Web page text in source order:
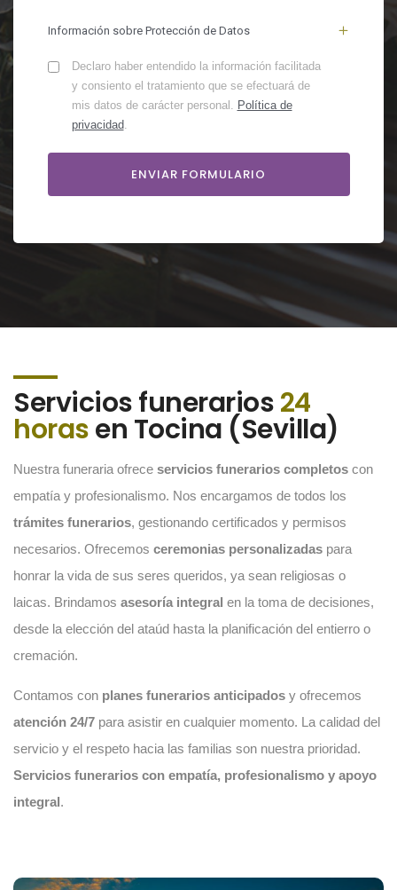
Información sobre Protección de Datos
Declaro haber entendido la información facilitada
y consiento el tratamiento que se efectuará de
mis datos de carácter personal. Política de
privacidad.
Servicios funerarios24
horasen Tocina (Sevilla)
Nuestra funeraria ofrece servicios funerarios completos con
empatía y profesionalismo. Nos encargamos de todos los
trámites funerarios, gestionando certificados y permisos
necesarios. Ofrecemos ceremonias personalizadas para
honrar la vida de sus seres queridos, ya sean religiosas o
laicas. Brindamos asesoría integral en la toma de decisiones,
desde la elección del ataúd hasta la planificación del entierro o
cremación.
Contamos con planes funerarios anticipados y ofrecemos
atención 24/7 para asistir en cualquier momento. La calidad del
servicio y el respeto hacia las familias son nuestra prioridad.
Servicios funerarios con empatía, profesionalismo y apoyo
integral.